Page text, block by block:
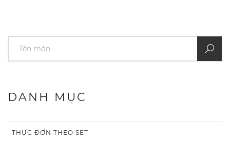
DANH MỤC
THỰC ĐƠN THEO SET